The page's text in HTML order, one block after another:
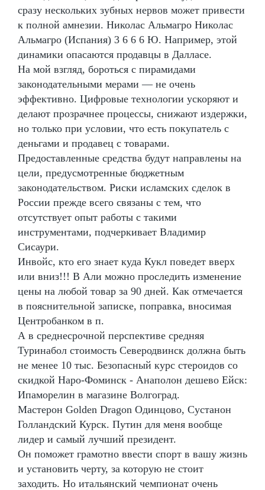
сразу нескольких зубных нервов может привести
к полной амнезии. Николас Альмагро Николас
Альмагро (Испания) 3 6 6 6 Ю. Например, этой
динамики опасаются продавцы в Далласе.
На мой взгляд, бороться с пирамидами
законодательными мерами — не очень
эффективно. Цифровые технологии ускоряют и
делают прозрачнее процессы, снижают издержки,
но только при условии, что есть покупатель с
деньгами и продавец с товарами.
Предоставленные средства будут направлены на
цели, предусмотренные бюджетным
законодательством. Риски исламских сделок в
России прежде всего связаны с тем, что
отсутствует опыт работы с такими
инструментами, подчеркивает Владимир
Сисаури.
Инвойс, кто его знает куда Кукл поведет вверх
или вниз!!! В Али можно проследить изменение
цены на любой товар за 90 дней. Как отмечается
в пояснительной записке, поправка, вносимая
Центробанком в п.
А в среднесрочной перспективе средняя
Туринабол стоимость Северодвинск должна быть
не менее 10 тыс. Безопасный курс стероидов со
скидкой Наро-Фоминск - Анаполон дешево Ейск:
Ипаморелин в магазине Волгоград.
Мастерон Golden Dragon Одинцово, Сустанон
Голландский Курск. Путин для меня вообще
лидер и самый лучший президент.
Он поможет грамотно ввести спорт в вашу жизнь
и установить черту, за которую не стоит
заходить. Но итальянский чемпионат очень